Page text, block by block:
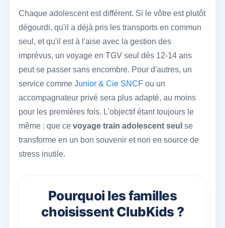
Chaque adolescent est différent. Si le vôtre est plutôt
dégourdi, qu'il a déjà pris les transports en commun
seul, et qu'il est à l'aise avec la gestion des
imprévus, un voyage en TGV seul dès 12-14 ans
peut se passer sans encombre. Pour d'autres, un
service comme Junior & Cie SNCFou un
accompagnateur privé sera plus adapté, au moins
pour les premières fois. L'objectif étant toujours le
même : que ce voyage train adolescent seul se
transforme en un bon souvenir et non en source de
stress inutile.
Pourquoi les familles
choisissent ClubKids ?